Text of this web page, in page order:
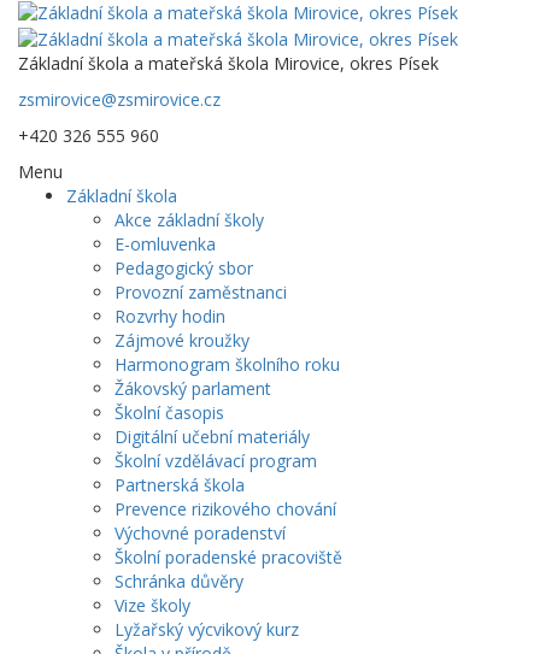
Základní škola a mateřská škola Mirovice, okres Písek
zsmirovice@zsmirovice.cz
+420 326 555 960
Menu
Základní škola
Akce základní školy
E-omluvenka
Pedagogický sbor
Provozní zaměstnanci
Rozvrhy hodin
Zájmové kroužky
Harmonogram školního roku
Žákovský parlament
Školní časopis
Digitální učební materiály
Školní vzdělávací program
Partnerská škola
Prevence rizikového chování
Výchovné poradenství
Školní poradenské pracoviště
Schránka důvěry
Vize školy
Lyžařský výcvikový kurz